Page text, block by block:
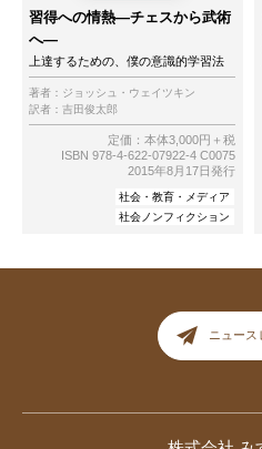
習得への情熱―チェスから武術
へ―
上達するための、僕の意識的学習法
著者： ジョッシュ・ウェイツキン
訳者： 吉田俊太郎
定価：本体3,000円＋税
ISBN 978-4-622-07922-4 C0075
2015年8月17日発行
社会・教育・メディア
社会ノンフィクション
ニュース